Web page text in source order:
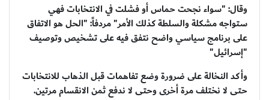
وقال: "سواء نجحت حماس أو فشلت في الانتخابات فهي
ستواجه مشكلة والسلطة كذلك الأمر" مردفاً: "الحل هو الاتفاق
على برنامج سياسي واضح نتفق فيه على تشخيص وتوصيف
"إسرائيل"
وأكد النخالة على ضرورة وضع تفاهمات قبل الذهاب للانتخابات
حتى لا نختلف مرة أخرى وحتى لا ندفع ثمن الانقسام مرتين.